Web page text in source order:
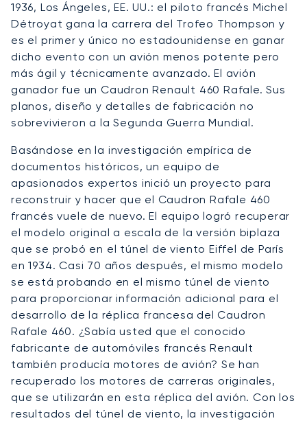
1936, Los Ángeles, EE. UU.: el piloto francés Michel
Détroyat gana la carrera del Trofeo Thompson y
es el primer y único no estadounidense en ganar
dicho evento con un avión menos potente pero
más ágil y técnicamente avanzado. El avión
ganador fue un Caudron Renault 460 Rafale. Sus
planos, diseño y detalles de fabricación no
sobrevivieron a la Segunda Guerra Mundial.
Basándose en la investigación empírica de
documentos históricos, un equipo de
apasionados expertos inició un proyecto para
reconstruir y hacer que el Caudron Rafale 460
francés vuele de nuevo. El equipo logró recuperar
el modelo original a escala de la versión biplaza
que se probó en el túnel de viento Eiffel de París
en 1934. Casi 70 años después, el mismo modelo
se está probando en el mismo túnel de viento
para proporcionar información adicional para el
desarrollo de la réplica francesa del Caudron
Rafale 460. ¿Sabía usted que el conocido
fabricante de automóviles francés Renault
también producía motores de avión? Se han
recuperado los motores de carreras originales,
que se utilizarán en esta réplica del avión. Con los
resultados del túnel de viento, la investigación